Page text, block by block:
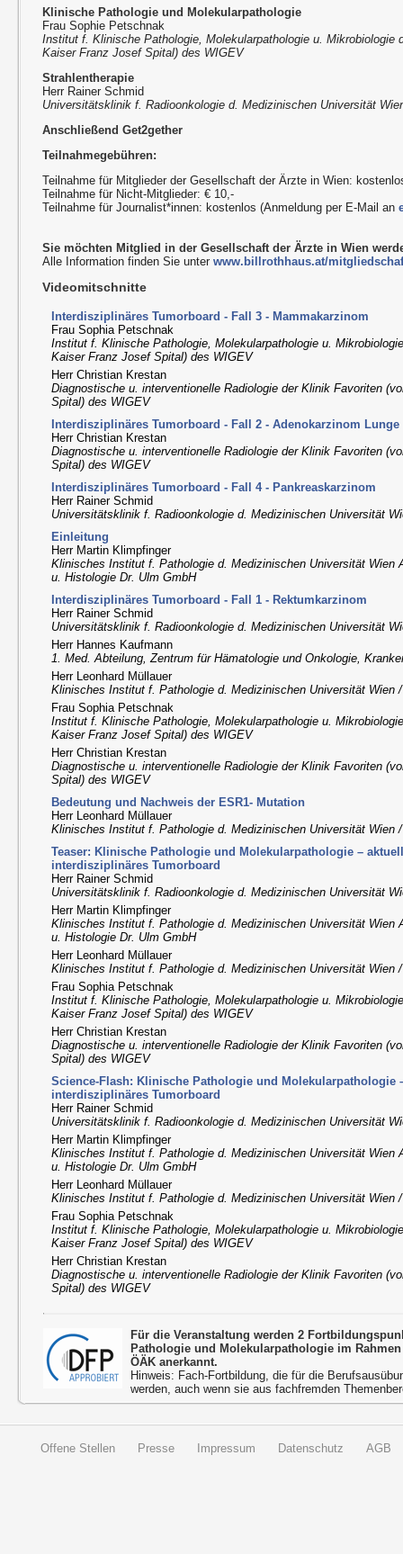
Klinische Pathologie und Molekularpathologie
Frau Sophie Petschnak
Institut f. Klinische Pathologie, Molekularpathologie u. Mikrobiologie
Kaiser Franz Josef Spital) des WIGEV
Strahlentherapie
Herr Rainer Schmid
Universitätsklinik f. Radioonkologie d. Medizinischen Universität
Anschließend Get2gether
Teilnahmegebühren:
Teilnahme für Mitglieder der Gesellschaft der Ärzte in Wien:
Teilnahme für Nicht-Mitglieder: € 10,-
Teilnahme für Journalist*innen: kostenlos (Anmeldung per E-Mail an
Sie möchten Mitglied in der Gesellschaft der Ärzte in Wien
Alle Information finden Sie unterwww.billrothhaus.at/
Videomitschnitte
Interdisziplinäres Tumorboard - Fall 3 - Mammakarzinom
Frau Sophia Petschnak
Institut f. Klinische Pathologie, Molekularpathologie u.
Kaiser Franz Josef Spital) des WIGEV
Herr Christian Krestan
Diagnostische u. interventionelle Radiologie der Klinik Favoriten
Spital) des WIGEV
Interdisziplinäres Tumorboard - Fall 2 - Adenokarzinom Lunge
Herr Christian Krestan
Diagnostische u. interventionelle Radiologie der Klinik Favoriten
Spital) des WIGEV
Interdisziplinäres Tumorboard - Fall 4 - Pankreaskarzinom
Herr Rainer Schmid
Universitätsklinik f. Radioonkologie d. Medizinischen Universität
Einleitung
Herr Martin Klimpfinger
Klinisches Institut f. Pathologie d. Medizinischen Universität Wien
u. Histologie Dr. Ulm GmbH
Interdisziplinäres Tumorboard - Fall 1 - Rektumkarzinom
Herr Rainer Schmid
Universitätsklinik f. Radioonkologie d. Medizinischen Universität
Herr Hannes Kaufmann
1. Med. Abteilung, Zentrum für Hämatologie und Onkologie,
Herr Leonhard Müllauer
Klinisches Institut f. Pathologie d. Medizinischen Universität Wien
Frau Sophia Petschnak
Institut f. Klinische Pathologie, Molekularpathologie u.
Kaiser Franz Josef Spital) des WIGEV
Herr Christian Krestan
Diagnostische u. interventionelle Radiologie der Klinik Favoriten
Spital) des WIGEV
Bedeutung und Nachweis der ESR1- Mutation
Herr Leonhard Müllauer
Klinisches Institut f. Pathologie d. Medizinischen Universität Wien
Teaser: Klinische Pathologie und Molekularpathologie –
interdisziplinäres Tumorboard
Herr Rainer Schmid
Universitätsklinik f. Radioonkologie d. Medizinischen Universität
Herr Martin Klimpfinger
Klinisches Institut f. Pathologie d. Medizinischen Universität Wien
u. Histologie Dr. Ulm GmbH
Herr Leonhard Müllauer
Klinisches Institut f. Pathologie d. Medizinischen Universität Wien
Frau Sophia Petschnak
Institut f. Klinische Pathologie, Molekularpathologie u.
Kaiser Franz Josef Spital) des WIGEV
Herr Christian Krestan
Diagnostische u. interventionelle Radiologie der Klinik Favoriten
Spital) des WIGEV
Science-Flash: Klinische Pathologie und Molekularpathologie
interdisziplinäres Tumorboard
Herr Rainer Schmid
Universitätsklinik f. Radioonkologie d. Medizinischen Universität
Herr Martin Klimpfinger
Klinisches Institut f. Pathologie d. Medizinischen Universität Wien
u. Histologie Dr. Ulm GmbH
Herr Leonhard Müllauer
Klinisches Institut f. Pathologie d. Medizinischen Universität Wien
Frau Sophia Petschnak
Institut f. Klinische Pathologie, Molekularpathologie u.
Kaiser Franz Josef Spital) des WIGEV
Herr Christian Krestan
Diagnostische u. interventionelle Radiologie der Klinik Favoriten
Spital) des WIGEV
Für die Veranstaltung werden 2
Pathologie und Molekularpathologie im
ÖÄK anerkannt.
Hinweis: Fach-Fortbildung, die für die
werden, auch wenn sie aus fachfremden
Offene Stellen Presse Impressum Datenschutz AGB